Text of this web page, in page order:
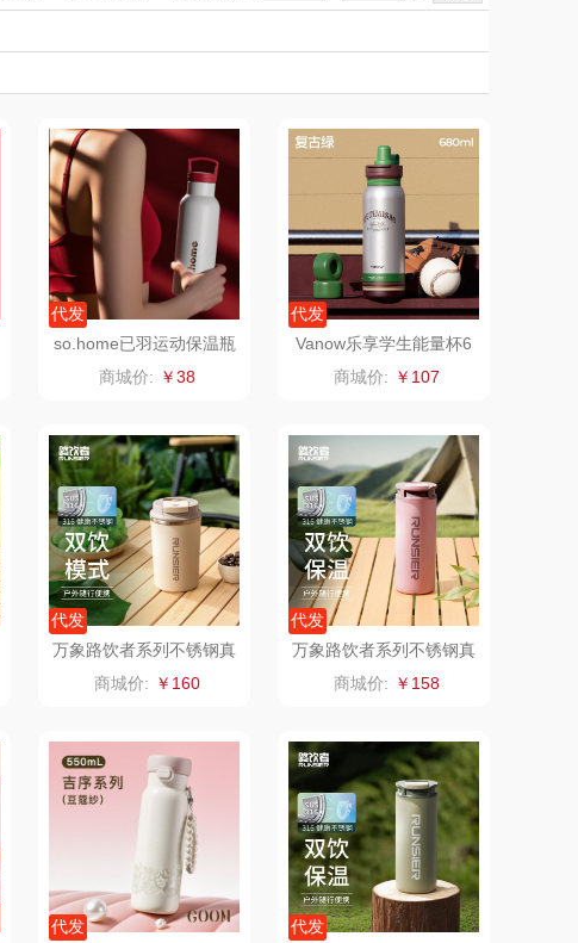
纽曼Newmine
（线上款）
佳帮手
沃莱 十二夏天
乐班 戴可思
卓然 首佩
克洛特
花卉诗 小天鹅
舒蕾（定制款） 洁玉（定制款）
周六福 江中猴姑
苏泊尔（代理商） 九阳（代理商）
泸溪河桃酥
梦洁家纺
先科 德菲摩尔
品 女神节 奶企礼品
银行礼品
七夕节 建党节 圣诞节
教师节
代发
so.home已羽运动保温瓶
C692A-53
商城价: ￥38
代发
Vanow乐享学生能量杯6
80mlVO-LX68NL
商城价: ￥107
代发
万象路饮者系列不锈钢真
空保温咖啡杯C8
商城价: ￥160
代发
万象路饮者系列不锈钢真
空保温双饮杯C5
商城价: ￥158
代发
代发